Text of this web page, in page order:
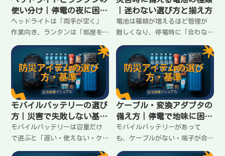
使い分け｜停電の夜に困ら
ない選び方
ヘッドライトは「両手が空く」
作業向き、ランタンは「部屋を
困らないための役割分担と、家
での置き場所の決め方をまとめ
ます。
｜迷わない選び方と揃え方
電池は種類が増えるほど管理が
難しくなり、停電時に「合わな
に揃える考え方、充電池の扱
い、交換の優先順位を在宅避難
向けに整理します。
モバイルバッテリーの選び
方｜災害で失敗しない基準
はこの4つ
モバイルバッテリーは容量だけ
で選ぶと「遅い・使えない・ケ
ケーブル・変換アダプタの
備え方｜停電で地味に困る
ポイント
モバイルバッテリーがあって
も、ケーブルがない・端子が合